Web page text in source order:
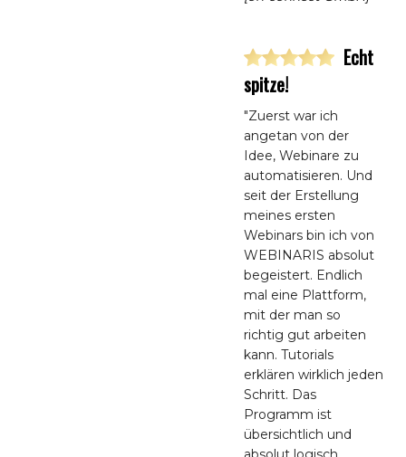
Echt
spitze!
"Zuerst war ich
angetan von der
Idee, Webinare zu
automatisieren. Und
seit der Erstellung
meines ersten
Webinars bin ich von
WEBINARIS absolut
begeistert. Endlich
mal eine Plattform,
mit der man so
richtig gut arbeiten
kann. Tutorials
erklären wirklich jeden
Schritt. Das
Programm ist
übersichtlich und